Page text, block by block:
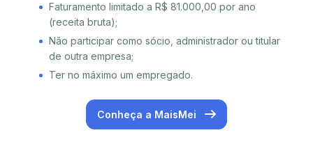
Faturamento limitado a R$ 81.000,00 por ano
(receita bruta);
Não participar como sócio, administrador ou titular
de outra empresa;
Ter no máximo um empregado.
Conheça a MaisMei